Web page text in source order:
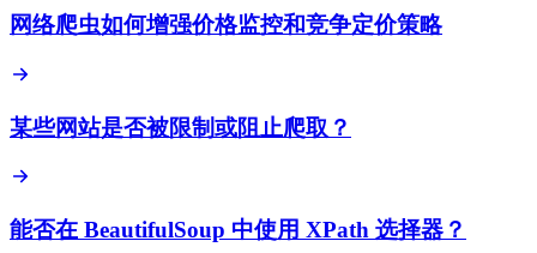
网络爬虫如何增强价格监控和竞争定价策略
某些网站是否被限制或阻止爬取？
能否在 BeautifulSoup 中使用 XPath 选择器？